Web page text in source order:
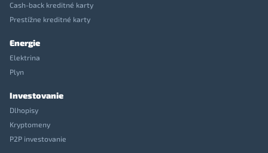
Cash-back kreditné karty
Prestížne kreditné karty
Energie
Elektrina
Plyn
Investovanie
Dlhopisy
Kryptomeny
P2P investovanie